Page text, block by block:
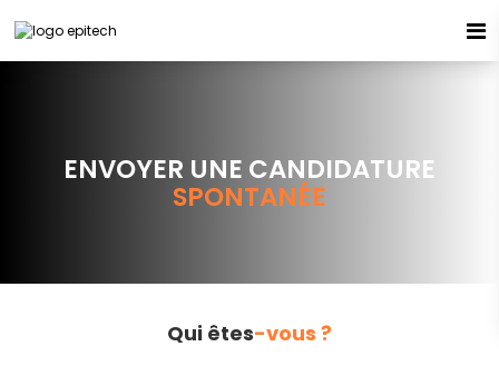
Se souvenir de moi
ENVOYER UNE CANDIDATURE
SPONTANÉE
Qui êtes-vous ?